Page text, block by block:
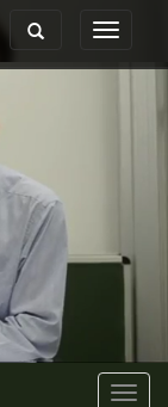
Toggle
Toggle